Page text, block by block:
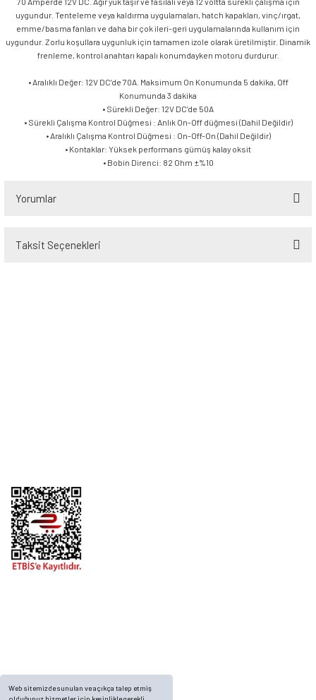
Web sitemizde sunulan ve açıkça talep etmiş
uygundur. Tenteleme veya kaldırma uygulamaları, hatch kapakları, vinç/ırgat,
emme/basma fanları ve daha bir çok ileri-geri uygulamalarında kullanım için
uygundur. Zorlu koşullara uygunluk için tamamen izole olarak üretilmiştir. Dinamik
frenleme, kontrol anahtarı kapalı konumdayken motoru durdurur.
• Aralıklı Değer: 12V DC’de 70A. Maksimum On Konumunda 5 dakika, Off
Konumunda 3 dakika
• Sürekli Değer: 12V DC’de 50A
• Sürekli Çalışma Kontrol Düğmesi : Anlık On-Off düğmesi (Dahil Değildir)
• Aralıklı Çalışma Kontrol Düğmesi : On-Off-On (Dahil Değildir)
• Kontaklar: Yüksek performans gümüş kalay oksit
• Bobin Direnci: 82 Ohm ±%10
Yorumlar
Taksit Seçenekleri